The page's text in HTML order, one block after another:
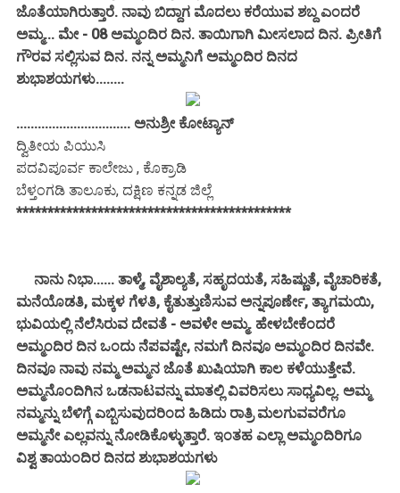
ಜೊತೆಯಾಗಿರುತ್ತಾರೆ. ನಾವು ಬಿದ್ದಾಗ ಮೊದಲು ಕರೆಯುವ ಶಬ್ದ ಎಂದರೆ
ಅಮ್ಮ... ಮೇ - 08 ಅಮ್ಮಂದಿರ ದಿನ. ತಾಯಿಗಾಗಿ ಮೀಸಲಾದ ದಿನ. ಪ್ರೀತಿಗೆ
ಗೌರವ ಸಲ್ಲಿಸುವ ದಿನ. ನನ್ನ ಅಮ್ಮನಿಗೆ ಅಮ್ಮಂದಿರ ದಿನದ
ಶುಭಾಶಯಗಳು........
................................ ಅನುಶ್ರೀ ಕೋಟ್ಯಾನ್
ದ್ವಿತೀಯ ಪಿಯುಸಿ
ಪದವಿಪೂರ್ವ ಕಾಲೇಜು , ಕೊಕ್ರಾಡಿ
ಬೆಳ್ತಂಗಡಿ ತಾಲೂಕು, ದಕ್ಷಿಣ ಕನ್ನಡ ಜಿಲ್ಲೆ
********************************************
ನಾನು ನಿಭಾ...... ತಾಳ್ಮೆ, ವೈಶಾಲ್ಯತೆ, ಸಹೃದಯತೆ, ಸಹಿಷ್ಣುತೆ, ವೈಚಾರಿಕತೆ,
ಮನೆಯೊಡತಿ, ಮಕ್ಕಳ ಗೆಳತಿ, ಕೈತುತ್ತುಣಿಸುವ ಅನ್ನಪೂರ್ಣೇ, ತ್ಯಾಗಮಯಿ,
ಭುವಿಯಲ್ಲಿ ನೆಲೆಸಿರುವ ದೇವತೆ - ಅವಳೇ ಅಮ್ಮ. ಹೇಳಬೇಕೆಂದರೆ
ಅಮ್ಮಂದಿರ ದಿನ ಒಂದು ನೆಪವಷ್ಟೇ, ನಮಗೆ ದಿನವೂ ಅಮ್ಮಂದಿರ ದಿನವೇ.
ದಿನವೂ ನಾವು ನಮ್ಮ ಅಮ್ಮನ ಜೊತೆ ಖುಷಿಯಾಗಿ ಕಾಲ ಕಳೆಯುತ್ತೇವೆ.
ಅಮ್ಮನೊಂದಿಗಿನ ಒಡನಾಟವನ್ನು ಮಾತಲ್ಲಿ ವಿವರಿಸಲು ಸಾಧ್ಯವಿಲ್ಲ. ಅಮ್ಮ
ನಮ್ಮನ್ನು ಬೆಳಿಗ್ಗೆ ಎಬ್ಬಿಸುವುದರಿಂದ ಹಿಡಿದು ರಾತ್ರಿ ಮಲಗುವವರೆಗೂ
ಅಮ್ಮನೇ ಎಲ್ಲವನ್ನು ನೋಡಿಕೊಳ್ಳುತ್ತಾರೆ. ಇಂತಹ ಎಲ್ಲಾ ಅಮ್ಮಂದಿರಿಗೂ
ವಿಶ್ವ ತಾಯಂದಿರ ದಿನದ ಶುಭಾಶಯಗಳು